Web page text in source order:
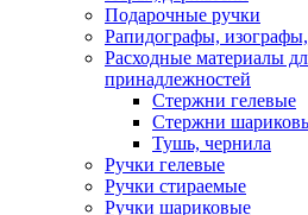
Подарочные ручки
Рапидографы,
Расходные материалы
принадлежностей
Стержни гелевые
Стержни
Тушь, чернила
Ручки гелевые
Ручки стираемые
Ручки шариковые